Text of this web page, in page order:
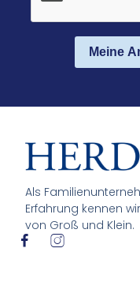
Meine
Als
Erfahrung kennen
von Groß und Klein.
I
I